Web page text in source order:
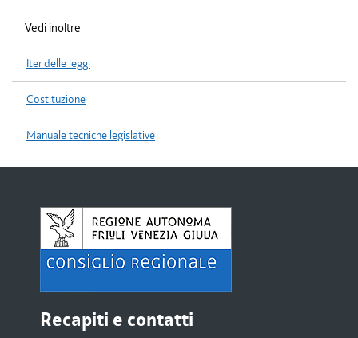
Vedi inoltre
Iter delle leggi
Costituzione
Manuale tecniche legislative
Recapiti e contatti